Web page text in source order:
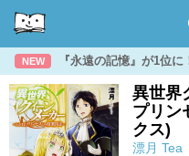
NEW 『永遠の記憶』が1位
異世界
プリン
クス)
漂月 Tea